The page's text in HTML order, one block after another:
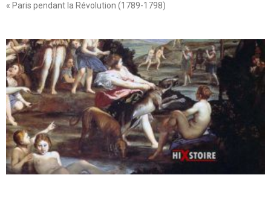
« Paris pendant la Révolution (1789-1798)